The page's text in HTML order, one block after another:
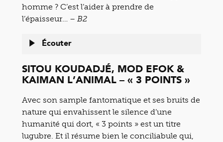
homme ? C’est l’aider à prendre de
l’épaisseur…
– B2
Écouter
SITOU KOUDADJÉ, MOD EFOK &
KAIMAN L’ANIMAL – « 3 POINTS »
Avec son sample fantomatique et ses bruits de
nature qui envahissent le silence d’une
humanité qui dort, « 3 points » est un titre
lugubre. Et il résume bien le conciliabule qui,